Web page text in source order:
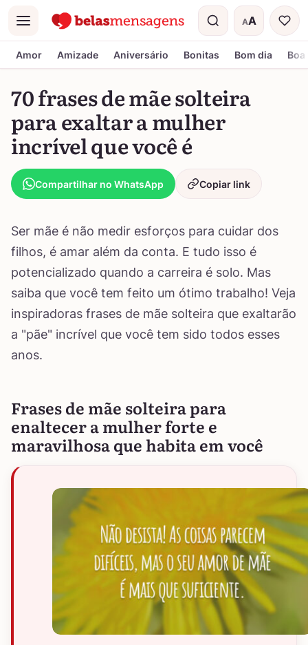
Menu AA
Tamanho do
Amor Amizade Aniversário Bonitas Bom dia
70 frases de mãe solteira
para exaltar a mulher
incrível que você é
Compartilhar no WhatsApp Copiar link
Ser mãe é não medir esforços para cuidar dos
filhos, é amar além da conta. E tudo isso é
potencializado quando a carreira é solo. Mas
saiba que você tem feito um ótimo trabalho! Veja
inspiradoras frases de mãe solteira que exaltarão
a "pãe" incrível que você tem sido todos esses
anos.
Frases de mãe solteira para
enaltecer a mulher forte e
maravilhosa que habita em você